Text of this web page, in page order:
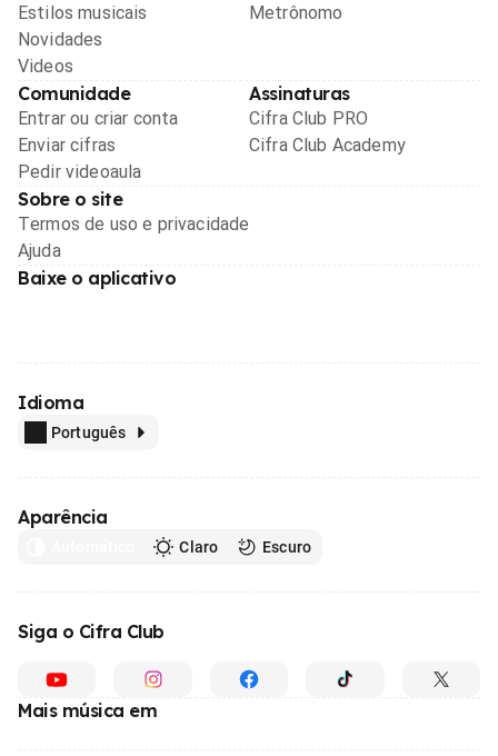
Estilos musicais
Novidades
Videos
Metrônomo
Comunidade
Entrar ou criar conta
Enviar cifras
Pedir videoaula
Assinaturas
Cifra Club PRO
Cifra Club Academy
Sobre o site
Termos de uso e privacidade
Ajuda
Baixe o aplicativo
Idioma
Português
Aparência
Claro Escuro
Siga o Cifra Club
Mais música em